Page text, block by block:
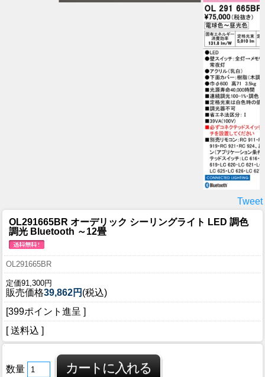
Tweet
OL291665BR オーデリック シーリングライト LED 調色
調光 Bluetooth ～12畳
OL291665BR
定価91,300円
販売価格39,862円 (税込)
[399ポイント進呈 ]
[ 送料込 ]
数量